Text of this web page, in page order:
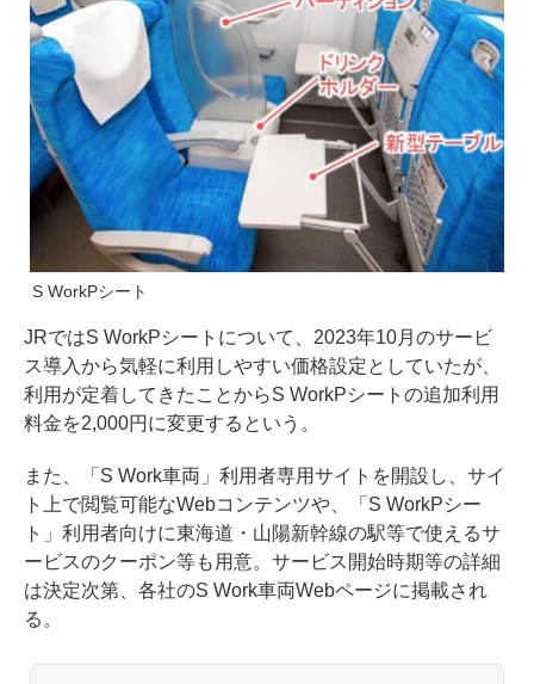
S WorkPシート
JRではS WorkPシートについて、2023年10月のサービ
ス導入から気軽に利用しやすい価格設定としていたが、
利用が定着してきたことからS WorkPシートの追加利用
料金を2,000円に変更するという。
また、「S Work車両」利用者専用サイトを開設し、サイ
ト上で閲覧可能なWebコンテンツや、「S WorkPシー
ト」利用者向けに東海道・山陽新幹線の駅等で使えるサ
ービスのクーポン等も用意。サービス開始時期等の詳細
は決定次第、各社のS Work車両Webページに掲載され
る。